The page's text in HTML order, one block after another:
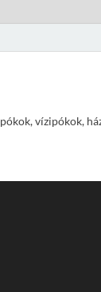
vízipókok,